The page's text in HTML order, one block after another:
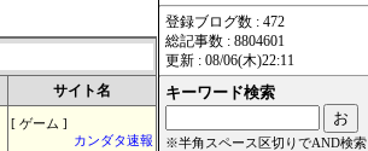
サイト名
[ ゲーム ]
カンダタ速報
登録ブログ数 : 472
総記事数 : 8804601
更新 : 08/06(木)22:11
キーワード検索
※半角スペース区切りでAND検索